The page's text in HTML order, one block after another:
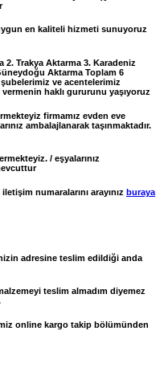
en kaliteli hizmeti sunuyoruz
2. Trakya Aktarma 3. Karadeniz
Aktarma Toplam 6
ve acentelerimiz
haklı gururunu yaşıyoruz
firmamız evden eve
ambalajlanarak taşınmaktadır.
/ eşyalarınız
numaralarını arayınız buraya
adresine teslim edildiği anda
teslim almadım diyemez
online kargo takip bölümünden